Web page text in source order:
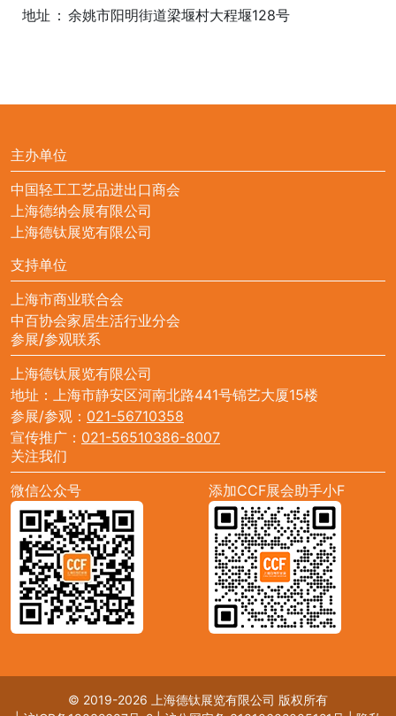
地址 ： 余姚市阳明街道梁堰村大程堰128号
主办单位
中国轻工工艺品进出口商会
上海德纳会展有限公司
上海德钛展览有限公司
支持单位
上海市商业联合会
中百协会家居生活行业分会
参展/参观联系
上海德钛展览有限公司
地址：上海市静安区河南北路441号锦艺大厦15楼
参展/参观： 021-56710358
宣传推广： 021-56510386-8007
关注我们
微信公众号
添加CCF展会助手小F
© 2019-2026 上海德钛展览有限公司 版权所有